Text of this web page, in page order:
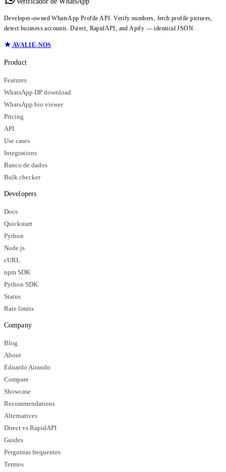
Developer-owned WhatsApp Profile API. Verify numbers, fetch profile pictures,
detect business accounts. Direct, RapidAPI, and Apify — identical JSON.
AVALIE-NOS
Product
Features
WhatsApp DP download
WhatsApp bio viewer
Pricing
API
Use cases
Integrations
Banco de dados
Bulk checker
Developers
Docs
Quickstart
Python
Node.js
cURL
npm SDK
Python SDK
Status
Rate limits
Company
Blog
About
Eduardo Airaudo
Compare
Showcase
Recommendations
Alternatives
Direct vs RapidAPI
Guides
Perguntas frequentes
Termos